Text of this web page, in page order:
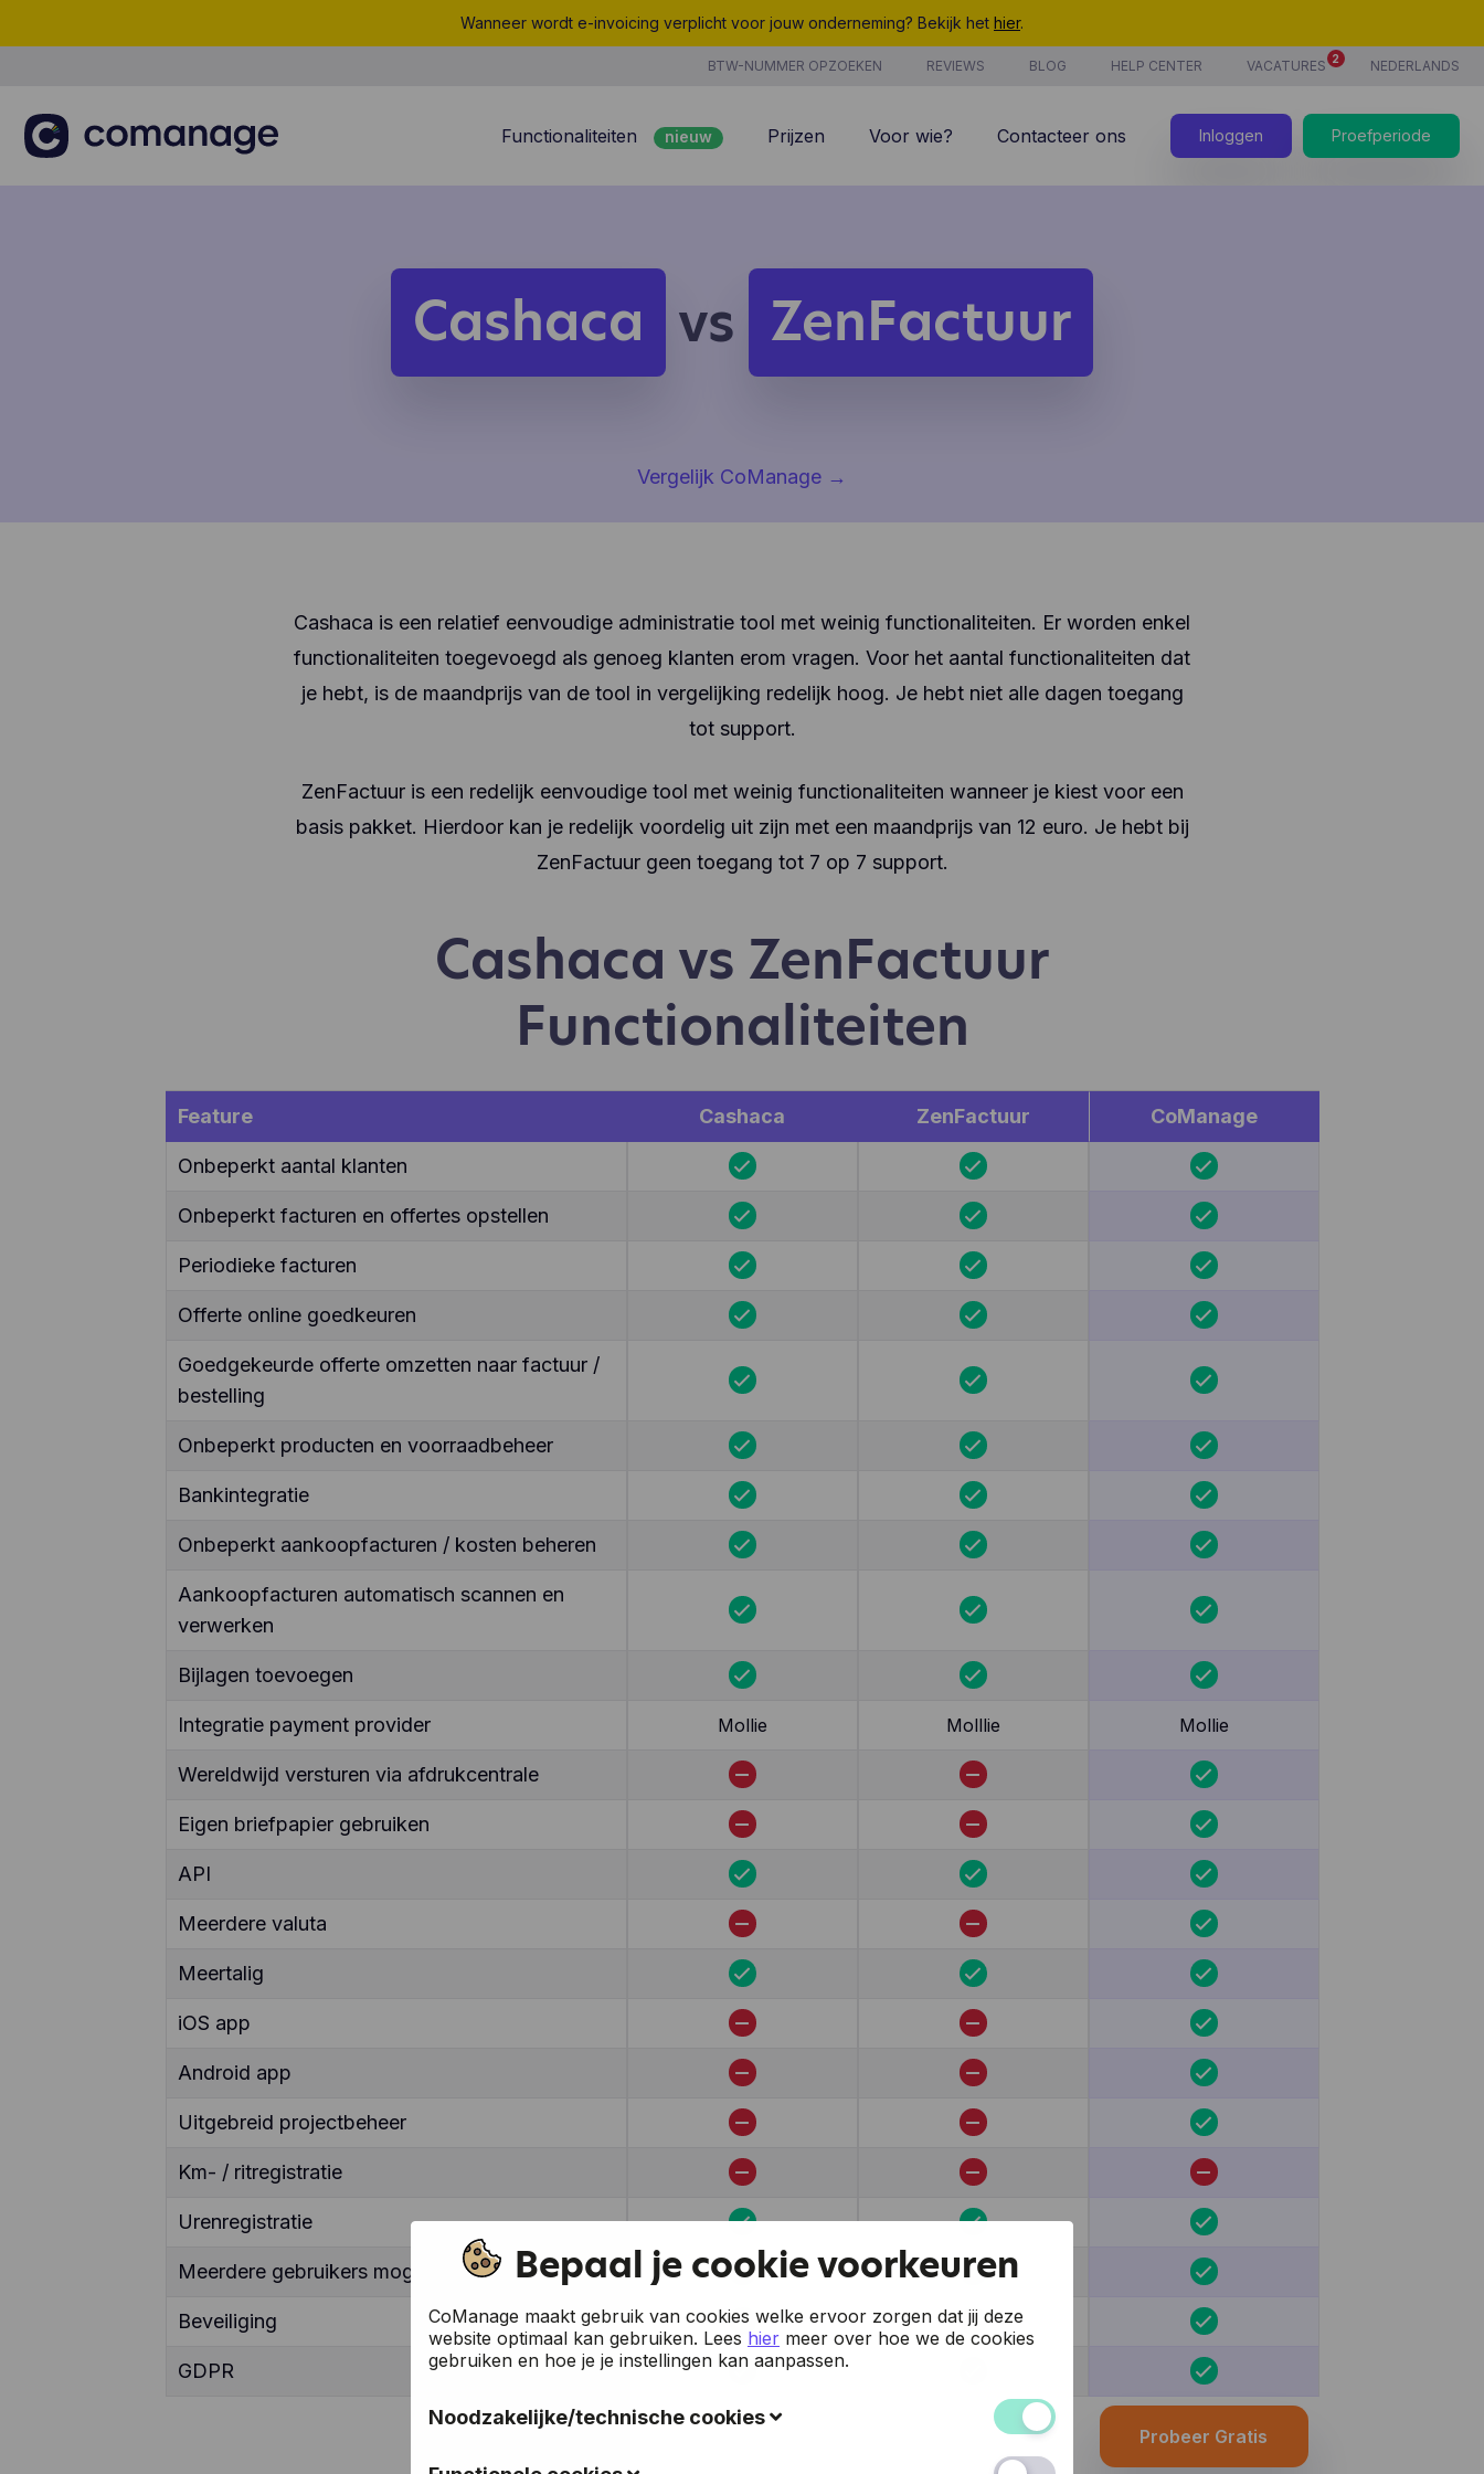
Wanneer wordt e-invoicing verplicht voor jouw onderneming? Bekijk het hier.
BTW-NUMMER OPZOEKEN REVIEWS BLOG HELP CENTER VACATURES 2 NEDERLANDS
Functionaliteiten nieuw
Offertes Producten & Diensten
Prijzen Voor wie? Contacteer ons Inloggen Proefperiode
Cashaca vs ZenFactuur
Vergelijk CoManage →
Cashaca is een relatief eenvoudige administratie tool met weinig functionaliteiten. Er worden enkel
functionaliteiten toegevoegd als genoeg klanten erom vragen. Voor het aantal functionaliteiten dat
je hebt, is de maandprijs van de tool in vergelijking redelijk hoog. Je hebt niet alle dagen toegang
tot support.
ZenFactuur is een redelijk eenvoudige tool met weinig functionaliteiten wanneer je kiest voor een
basis pakket. Hierdoor kan je redelijk voordelig uit zijn met een maandprijs van 12 euro. Je hebt bij
ZenFactuur geen toegang tot 7 op 7 support.
Cashaca vs ZenFactuur
Functionaliteiten
Feature Cashaca ZenFactuur CoManage
Onbeperkt aantal klanten
Onbeperkt facturen en offertes opstellen
Periodieke facturen
Offerte online goedkeuren
Goedgekeurde offerte omzetten naar factuur /
bestelling
Onbeperkt producten en voorraadbeheer
Bankintegratie
Onbeperkt aankoopfacturen / kosten beheren
Aankoopfacturen automatisch scannen en
verwerken
Bijlagen toevoegen
Integratie payment provider Mollie Molllie Mollie
Wereldwijd versturen via afdrukcentrale
Eigen briefpapier gebruiken
API
Meerdere valuta
Meertalig
iOS app
Android app
Uitgebreid projectbeheer
Km- / ritregistratie
Urenregistratie
Meerdere gebruikers mogelijk
Beveiliging
GDPR
Probeer Gratis
Bepaal je cookie voorkeuren
CoManage maakt gebruik van cookies welke ervoor zorgen dat jij deze
website optimaal kan gebruiken. Lees hier meer over hoe we de cookies
gebruiken en hoe je je instellingen kan aanpassen.
Noodzakelijke/technische cookies
Deze cookies verzamelen gegevens om de gebruiksvriendelijkheid van de